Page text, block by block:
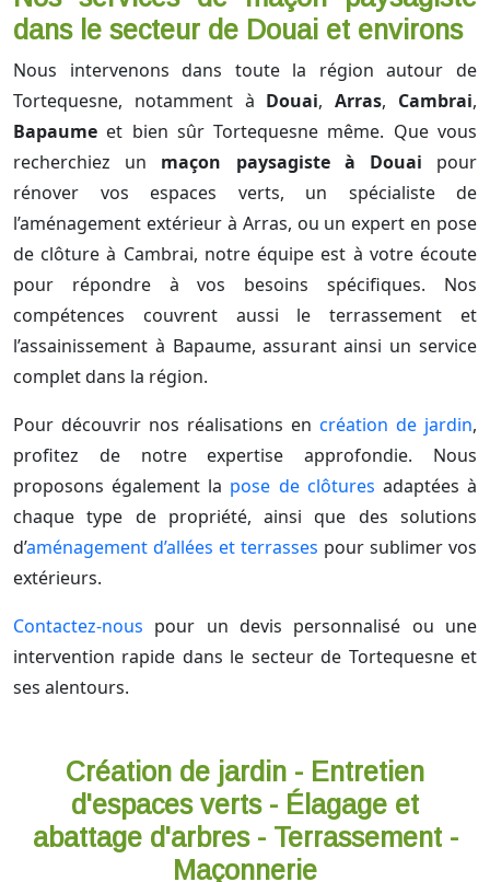
dans le secteur de Douai et environs
Nous intervenons dans toute la région autour de
Tortequesne, notamment à Douai,Arras, Cambrai,
Bapaume et bien sûr Tortequesne même. Que vous
recherchiez un maçon paysagiste à Douai pour
rénover vos espaces verts, un spécialiste de
l’aménagement extérieur à Arras, ou un expert en pose
de clôture à Cambrai, notre équipe est à votre écoute
pour répondre à vos besoins spécifiques. Nos
compétences couvrent aussi le terrassement et
l’assainissement à Bapaume, assurant ainsi un service
complet dans la région.
Pour découvrir nos réalisations en création de jardin,
profitez de notre expertise approfondie. Nous
proposons également la pose de clôtures adaptées à
chaque type de propriété, ainsi que des solutions
d’aménagement d’allées et terrasses pour sublimer vos
extérieurs.
Contactez-nous pour un devis personnalisé ou une
intervention rapide dans le secteur de Tortequesne et
ses alentours.
Création de jardin - Entretien
d'espaces verts - Élagage et
abattage d'arbres - Terrassement -
Maçonnerie